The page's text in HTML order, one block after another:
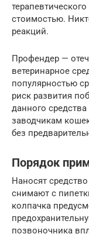
стоимостью.
реакций.
Профендер —
ветеринарное
популярностью
риск развития
данного
заводчикам
без
Порядок
Наносят
снимают с
колпачка
позвоночника